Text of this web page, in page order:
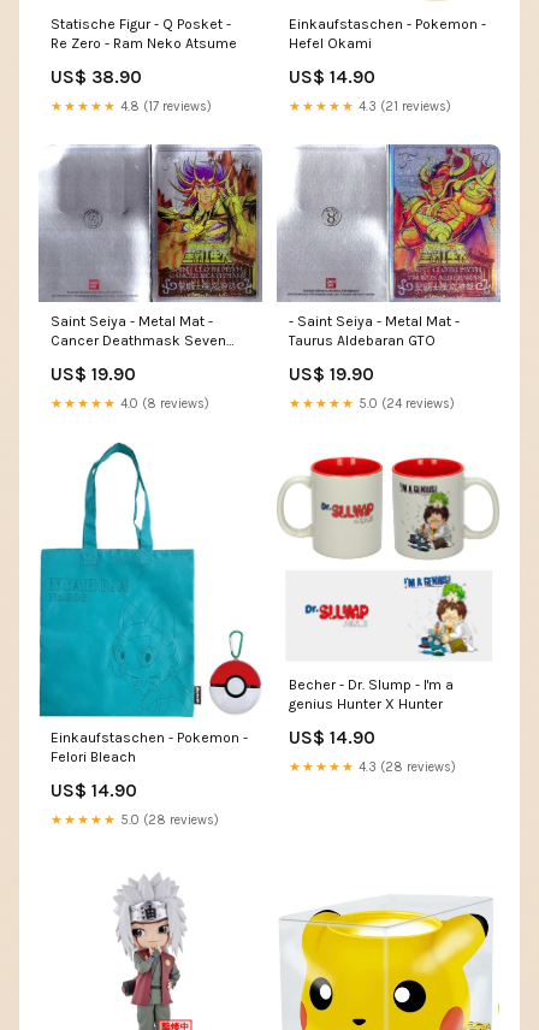
Statische Figur - Q Posket -
Re Zero - Ram Neko Atsume
US$ 38.90
★★★★★ 4.8 (17 reviews)
Einkaufstaschen - Pokemon -
Hefel Okami
US$ 14.90
★★★★★ 4.3 (21 reviews)
Saint Seiya - Metal Mat -
Cancer Deathmask Seven
US$ 19.90
★★★★★ 4.0 (8 reviews)
- Saint Seiya - Metal Mat -
Taurus Aldebaran GTO
US$ 19.90
★★★★★ 5.0 (24 reviews)
Einkaufstaschen - Pokemon -
Felori Bleach
US$ 14.90
★★★★★ 5.0 (28 reviews)
Becher - Dr. Slump - I'm a
genius Hunter X Hunter
US$ 14.90
★★★★★ 4.3 (28 reviews)